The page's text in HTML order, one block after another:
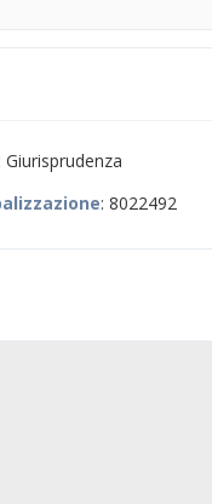
: Giurisprudenza
: 8022492